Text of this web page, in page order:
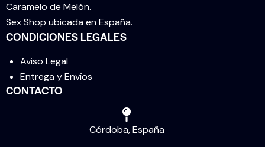
Caramelo de Melón.
Sex Shop ubicada en España.
CONDICIONES LEGALES
Aviso Legal
Entrega y Envíos
CONTACTO
Córdoba, España